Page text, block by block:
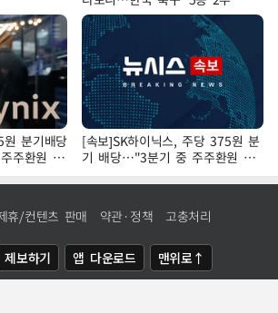
분기배당
주환원 발
[속보]SK하이닉스, 주당 375원 분
기 배당…"3분기 중 주주환원 방
안 확정"
휴/컨텐츠 판매 약관·정책 고충처리
제보하기 앱 다운로드 맨위로↑